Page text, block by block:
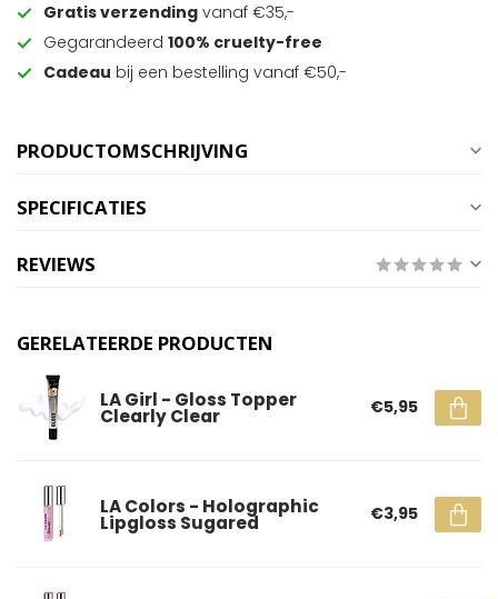
Gratis verzending vanaf €35,-
Gegarandeerd 100% cruelty-free
Cadeau bij een bestelling vanaf €50,-
PRODUCTOMSCHRIJVING
SPECIFICATIES
REVIEWS
GERELATEERDE PRODUCTEN
LA Girl - Gloss Topper
Clearly Clear €5,95
LA Colors - Holographic
Lipgloss Sugared €3,95